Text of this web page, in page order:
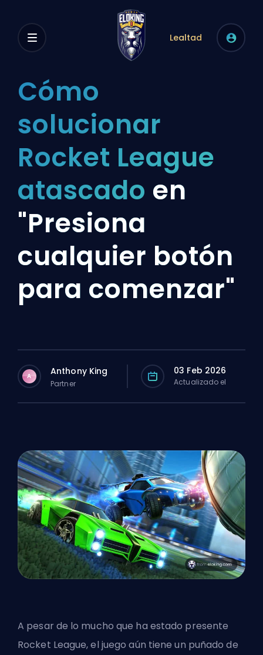
Lealtad
Cómo
solucionar
Rocket League
atascado en
"Presiona
cualquier botón
para comenzar"
A Anthony King
Partner
03 Feb 2026
Actualizado el
A pesar de lo mucho que ha estado presente
Rocket League, el juego aún tiene un puñado de